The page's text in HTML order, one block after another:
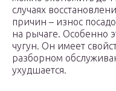
случаях
причин – износ
на рычаге. Особенно
чугун. Он имеет
разборном
ухудшается.